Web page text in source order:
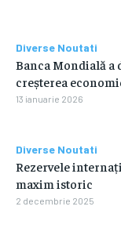
Diverse Noutati
Banca Mondială a
creșterea
13 ianuarie 2026
Diverse Noutati
Rezervele
maxim istoric
2 decembrie 2025